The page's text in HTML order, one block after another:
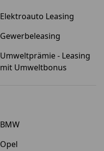
Elektroauto Leasing
Gewerbeleasing
Umweltprämie - Leasing
mit Umweltbonus
BMW
Opel